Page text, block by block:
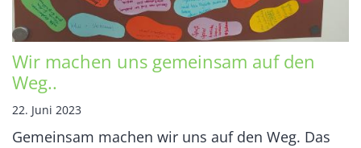
Wir machen uns gemeinsam auf den
Weg..
22. Juni 2023
Gemeinsam machen wir uns auf den Weg. Das